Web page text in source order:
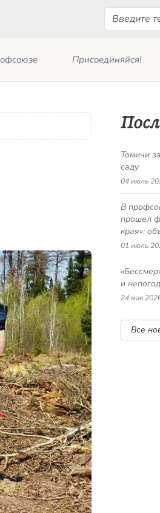
Поиск
Присоединяйся!
Томичи
саду
04 июль
В
прошел
края»:
01 июль
и
24 мая
Все